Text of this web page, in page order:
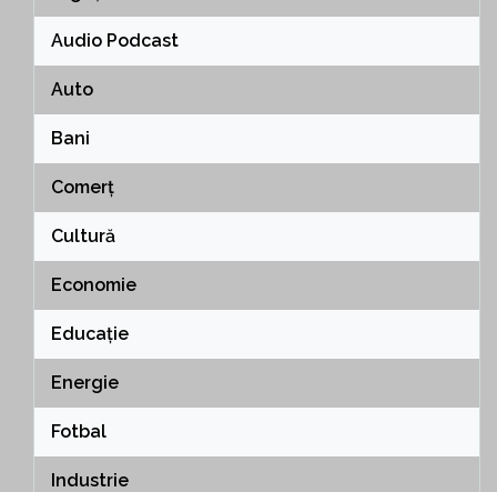
Audio Podcast
Auto
Bani
Comerț
Cultură
Economie
Educație
Energie
Fotbal
Industrie